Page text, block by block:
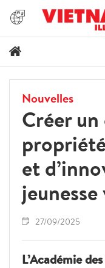
Nouvelles
Créer
et
27/09/2025
L’Académie